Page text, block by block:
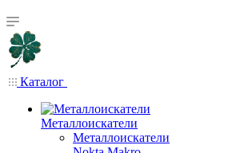
Каталог
Металлоискатели
Металлоискатели